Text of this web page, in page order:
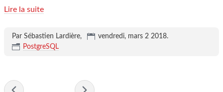
Lire la suite
Par Sébastien Lardière, vendredi, mars 2 2018.
PostgreSQL